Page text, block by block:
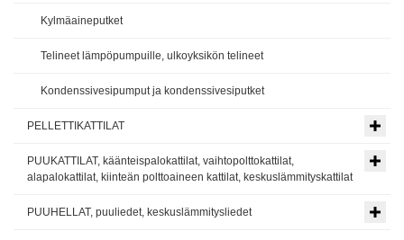
Kylmäaineputket
Telineet lämpöpumpuille, ulkoyksikön telineet
Kondenssivesipumput ja kondenssivesiputket
PELLETTIKATTILAT
PUUKATTILAT, käänteispalokattilat, vaihtopolttokattilat,
alapalokattilat, kiinteän polttoaineen kattilat, keskuslämmityskattilat
PUUHELLAT, puuliedet, keskuslämmitysliedet